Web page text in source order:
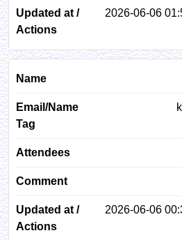
2026-06-06
2026-06-06